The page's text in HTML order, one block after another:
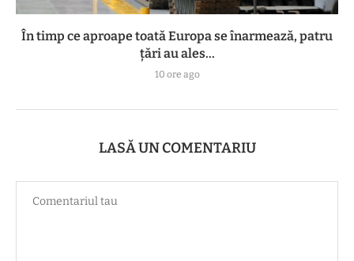
În timp ce aproape toată Europa se înarmează, patru
ţări au ales...
10 ore ago
LASĂ UN COMENTARIU